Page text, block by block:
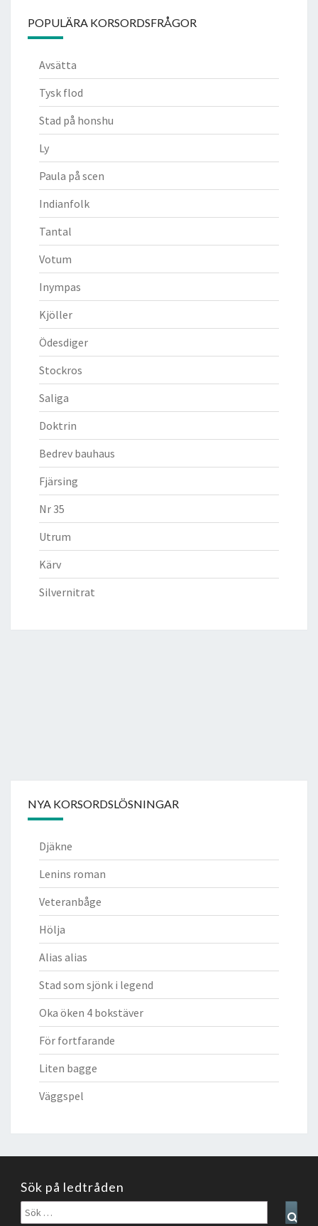
POPULÄRA KORSORDSFRÅGOR
Avsätta
Tysk flod
Stad på honshu
Ly
Paula på scen
Indianfolk
Tantal
Votum
Inympas
Kjöller
Ödesdiger
Stockros
Saliga
Doktrin
Bedrev bauhaus
Fjärsing
Nr 35
Utrum
Kärv
Silvernitrat
NYA KORSORDSLÖSNINGAR
Djäkne
Lenins roman
Veteranbåge
Hölja
Alias alias
Stad som sjönk i legend
Oka öken 4 bokstäver
För fortfarande
Liten bagge
Väggspel
Sök på ledtråden
Sök
efter: